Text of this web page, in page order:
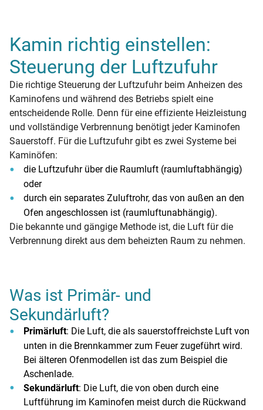
Kamin richtig einstellen:
Steuerung der Luftzufuhr
Die richtige Steuerung der Luftzufuhr beim Anheizen des
Kaminofens und während des Betriebs spielt eine
entscheidende Rolle. Denn für eine effiziente Heizleistung
und vollständige Verbrennung benötigt jeder Kaminofen
Sauerstoff. Für die Luftzufuhr gibt es zwei Systeme bei
Kaminöfen:
die Luftzufuhr über die Raumluft (raumluftabhängig)
oder
durch ein separates Zuluftrohr, das von außen an den
Ofen angeschlossen ist (raumluftunabhängig).
Die bekannte und gängige Methode ist, die Luft für die
Verbrennung direkt aus dem beheizten Raum zu nehmen.
Was ist Primär- und
Sekundärluft?
Primärluft: Die Luft, die als sauerstoffreichste Luft von
unten in die Brennkammer zum Feuer zugeführt wird.
Bei älteren Ofenmodellen ist das zum Beispiel die
Aschenlade.
Sekundärluft: Die Luft, die von oben durch eine
Luftführung im Kaminofen meist durch die Rückwand